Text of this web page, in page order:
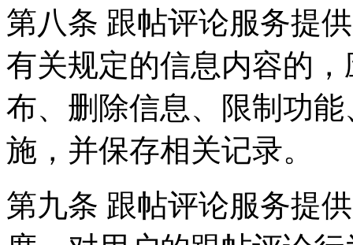
第八条 跟帖评论服务提
有关规定的信息内容的
布、删除信息、限制功
施，并保存相关记录。
第九条 跟帖评论服务提